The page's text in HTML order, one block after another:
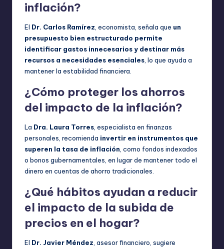
inflación?
El Dr. Carlos Ramírez, economista, señala que un
presupuesto bien estructurado permite
identificar gastos innecesarios y destinar más
recursos a necesidades esenciales, lo que ayuda a
mantener la estabilidad financiera.
¿Cómo proteger los ahorros
del impacto de la inflación?
La Dra. Laura Torres, especialista en finanzas
personales, recomienda invertir en instrumentos que
superen la tasa de inflación, como fondos indexados
o bonos gubernamentales, en lugar de mantener todo el
dinero en cuentas de ahorro tradicionales.
¿Qué hábitos ayudan a reducir
el impacto de la subida de
precios en el hogar?
El Dr. Javier Méndez, asesor financiero, sugiere